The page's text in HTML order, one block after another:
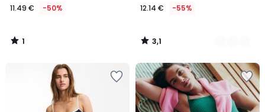
11.49 € -50%
1
/
12.14 € -55%
3,1
/